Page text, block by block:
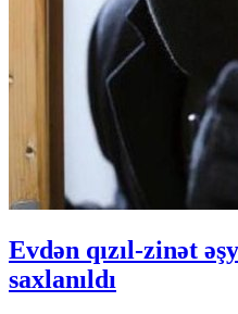
Evdən qızıl-zinət
saxlanıldı